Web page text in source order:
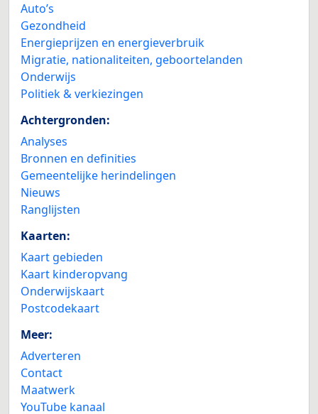
Auto’s
Gezondheid
Energieprijzen en energieverbruik
Migratie, nationaliteiten, geboortelanden
Onderwijs
Politiek & verkiezingen
Achtergronden:
Analyses
Bronnen en definities
Gemeentelijke herindelingen
Nieuws
Ranglijsten
Kaarten:
Kaart gebieden
Kaart kinderopvang
Onderwijskaart
Postcodekaart
Meer:
Adverteren
Contact
Maatwerk
YouTube kanaal